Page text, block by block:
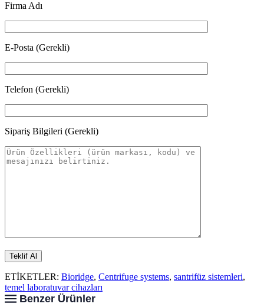
Firma Adı
E-Posta (Gerekli)
Telefon (Gerekli)
Sipariş Bilgileri (Gerekli)
ETİKETLER: Bioridge, Centrifuge systems, santrifüz sistemleri,
temel laboratuvar cihazları
Benzer Ürünler